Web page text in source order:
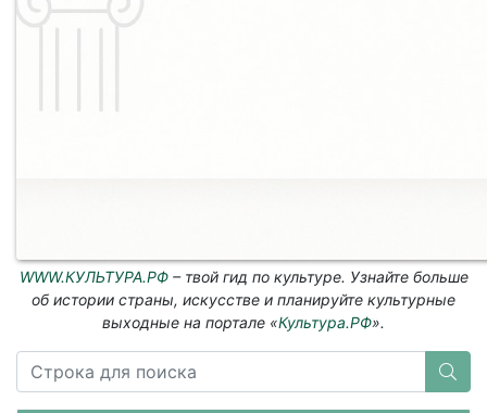
WWW.КУЛЬТУРА.РФ– твой гид по культуре. Узнайте больше
об истории страны, искусстве и планируйте культурные
выходные на портале «Культура.РФ».